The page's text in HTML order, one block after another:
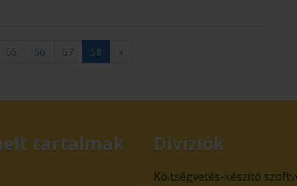
55 56 57 58 »
tartalmak Divíziók
Költségvetés-készítő